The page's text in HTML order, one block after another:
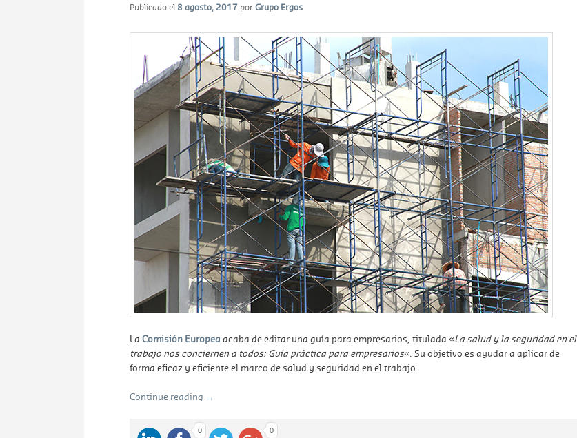
Publicado el 8 agosto, 2017 por Grupo Ergos
La Comisión Europea acaba de editar una guía para empresarios, titulada «La salud y la seguridad en el
trabajo nos conciernen a todos: Guía práctica para empresarios«. Su objetivo es ayudar a aplicar de
forma eficaz y eficiente el marco de salud y seguridad en el trabajo.
Continue reading →
0 0